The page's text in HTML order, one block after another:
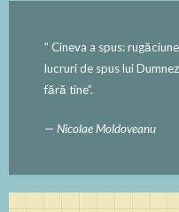
” Cineva a spus:
lucruri de spus lui
fără tine”.
— Nicolae Moldoveanu